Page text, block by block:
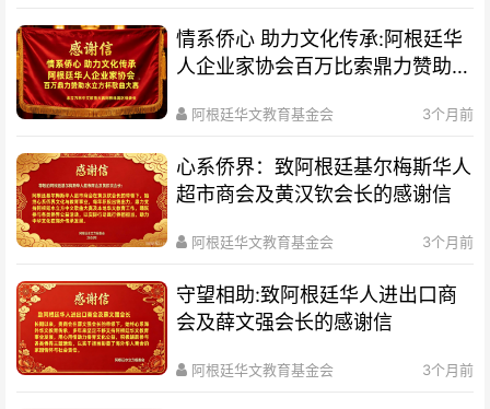
情系侨心 助力文化传承:阿根廷华
人企业家协会百万比索鼎力赞助水
阿根廷华文教育基金会 3个月前
心系侨界​：致阿根廷基尔梅斯华人
超市商会及黄汉钦会长的感谢信
阿根廷华文教育基金会 3个月前
守望相助:致阿根廷华人进出口商
会及薛文强会长的感谢信
阿根廷华文教育基金会 3个月前